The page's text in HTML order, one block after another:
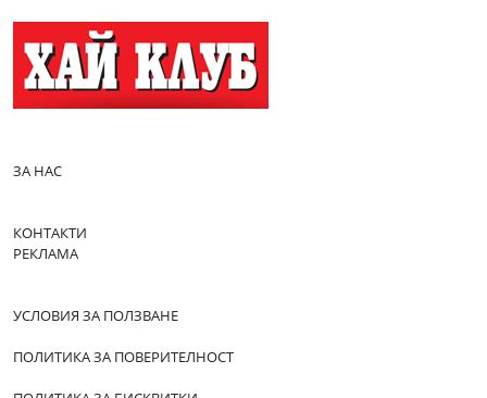
ЗА НАС
КОНТАКТИ
РЕКЛАМА
УСЛОВИЯ ЗА ПОЛЗВАНЕ
ПОЛИТИКА ЗА ПОВЕРИТЕЛНОСТ